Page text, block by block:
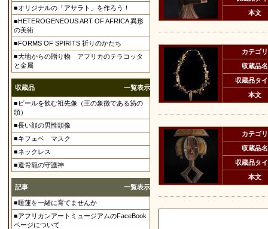
■オリジナルの「アサラト」を作ろう！
■HETEROGENEOUS ART OF AFRICA 異形
の美術
■FORMS OF SPIRITS 祈りのかたち
■大地からの贈り物 アフリカのテラコッタ
と金属
収蔵品 一覧表示
■ビールを飲む祖先像（王の象徴である笏の
頭）
■長い顔の男性頭像
■キフェベ マスク
■ネックレス
■遺骨籠の守護神
記事 一覧表示
■睡蓮を一緒に育てませんか
■アフリカンアートミュージアムのFaceBook
ページについて
本文
カテゴリ
収蔵品名
収蔵品タ
本文
カテゴリ
収蔵品名
収蔵品タ
本文